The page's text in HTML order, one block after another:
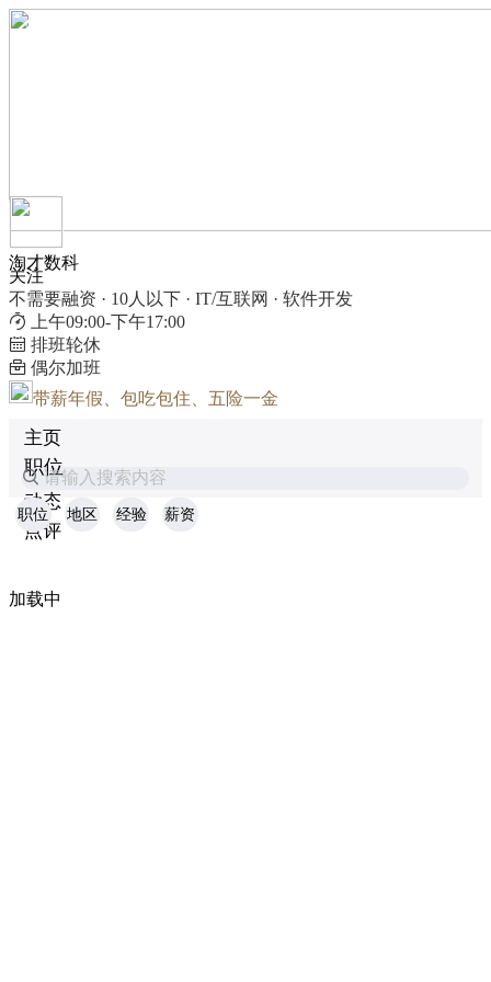
淘才数科
关注
不需要融资 · 10人以下 · IT/互联网 · 软件开发
上午09:00-下午17:00
排班轮休
偶尔加班
带薪年假、包吃包住、五险一金
主页
职位
动态
点评
请输入搜索内容
职位 地区 经验 薪资
加载中